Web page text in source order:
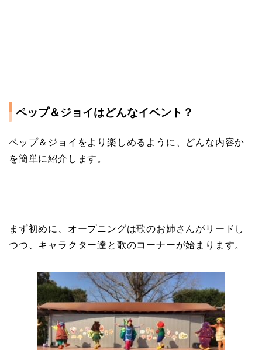
ペップ＆ジョイはどんなイベント？
ペップ＆ジョイをより楽しめるように、どんな内容か
を簡単に紹介します。
まず初めに、オープニングは歌のお姉さんがリードし
つつ、キャラクター達と歌のコーナーが始まります。